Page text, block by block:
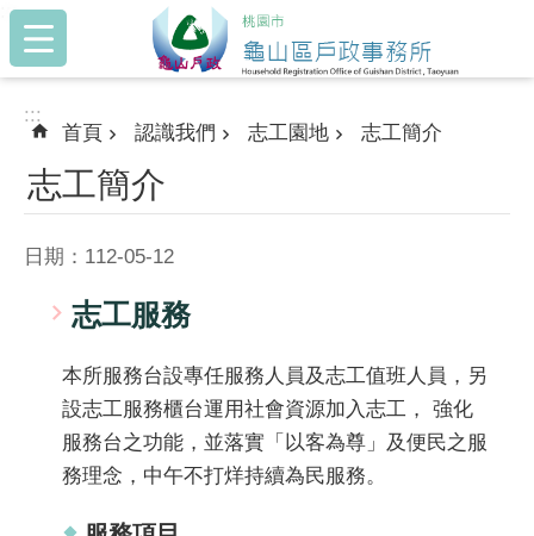
跳到主要內容區塊
:::
:::
首頁 認識我們 志工園地 志工簡介
志工簡介
日期：112-05-12
志工服務
本所服務台設專任服務人員及志工值班人員，另
設志工服務櫃台運用社會資源加入志工， 強化
服務台之功能，並落實「以客為尊」及便民之服
務理念，中午不打烊持續為民服務。